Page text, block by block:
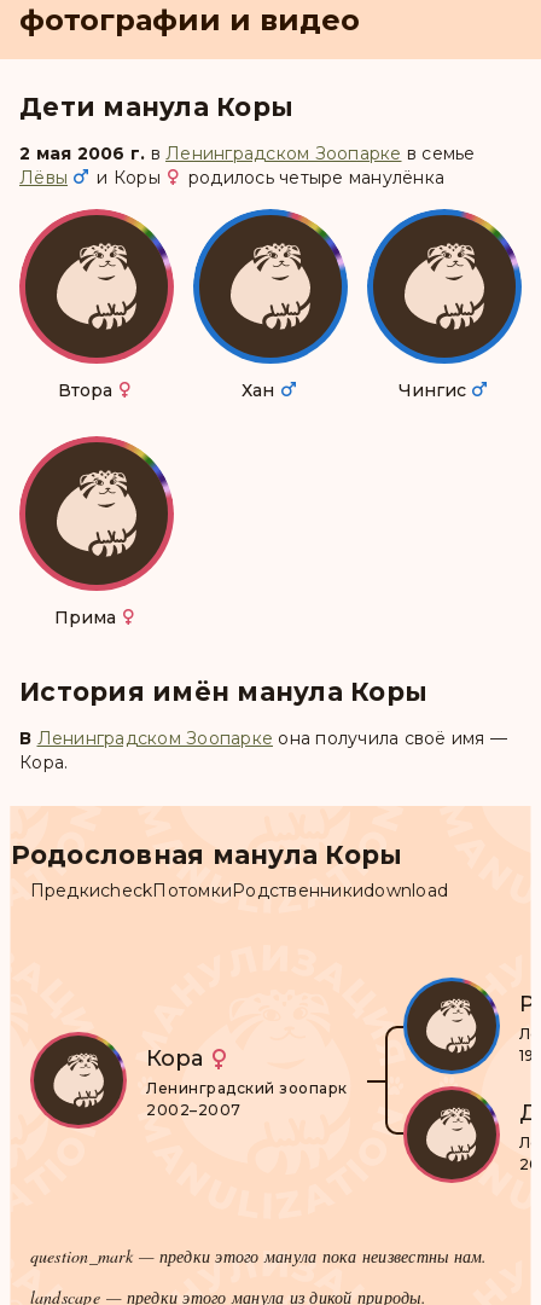
фотографии и видео
Дети манула Коры
2 мая 2006 г. в Ленинградском Зоопарке в семье
Лёвы
и Коры родилось четыре манулёнка
Втора Хан Чингис
Прима
История имён манула Коры
В Ленинградском Зоопарке она получила своё имя —
Кора.
Родословная манула Коры
ПредкиcheckПотомкиРодственникиdownload
Кора
Ленинградский зоопарк
2002–2007
question_mark— предки этого манула пока неизвестны нам.
landscape— предки этого манула из дикой природы.